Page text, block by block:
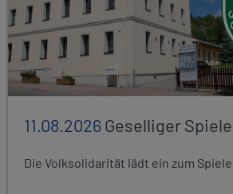
11.08.2026Geselliger
Die Volksolidarität lädt ein zum